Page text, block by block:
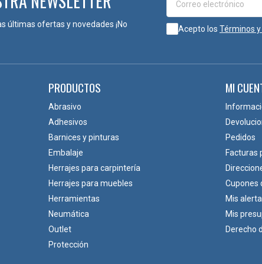
últimas ofertas y novedades ¡No
Acepto los Términos
PRODUCTOS
Abrasivo
Adhesivos
Barnices y pinturas
Embalaje
Herrajes para carpintería
Herrajes para muebles
Herramientas
Neumática
Outlet
Protección
MI
Pedidos
Facturas
Cupones
Mis
Mis
Derecho